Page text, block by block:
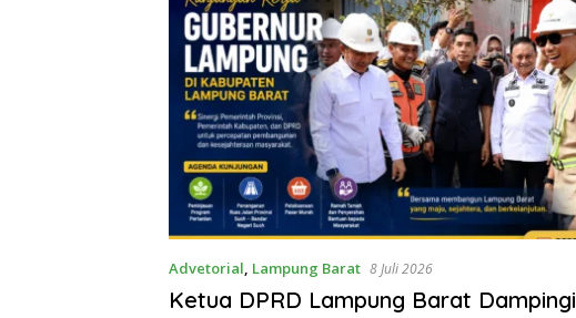
Advetorial, Lampung Barat 8 Juli 2026
Ketua DPRD Lampung Barat Dampingi